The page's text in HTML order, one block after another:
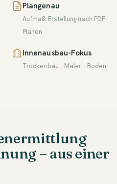
Plangenau
Aufmaß-Erstellung nach PDF-
Plänen
Innenausbau-Fokus
Trockenbau · Maler · Boden
– aus einer